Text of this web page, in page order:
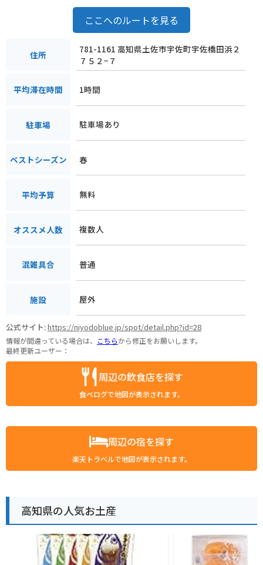
場所です。美しい景色と美味しい食べ物、そして周辺の観光ス
ポットを巡り、土佐市の魅力を存分にお楽しみください。
ここへのルートを見る
住所
781-1161 高知県土佐市宇佐町宇佐橋田浜２
７５２−７
平均滞在時間 1時間
駐車場 駐車場あり
ベストシーズン 春
平均予算 無料
オススメ人数 複数人
混雑具合 普通
施設 屋外
公式サイト:https://niyodoblue.jp/spot/detail.php?id=28
情報が間違っている場合は、 こちらから修正をお願いします。
最終更新ユーザー：
周辺の飲食店を探す
食べログで地図が表示されます。
周辺の宿を探す
楽天トラベルで地図が表示されます。
高知県の人気お土産